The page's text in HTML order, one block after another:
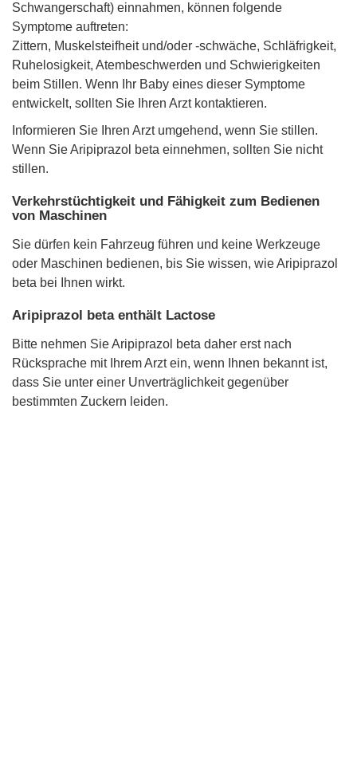
Schwangerschaft) einnahmen, können folgende
Symptome auftreten:
Zittern, Muskelsteifheit und/oder -schwäche, Schläfrigkeit,
Ruhelosigkeit, Atembeschwerden und Schwierigkeiten
beim Stillen. Wenn Ihr Baby eines dieser Symptome
entwickelt, sollten Sie Ihren Arzt kontaktieren.
Informieren Sie Ihren Arzt umgehend, wenn Sie stillen.
Wenn Sie Aripiprazol beta einnehmen, sollten Sie nicht
stillen.
Verkehrstüchtigkeit und Fähigkeit zum Bedienen
von Maschinen
Sie dürfen kein Fahrzeug führen und keine Werkzeuge
oder Maschinen bedienen, bis Sie wissen, wie Aripiprazol
beta bei Ihnen wirkt.
Aripiprazol beta enthält Lactose
Bitte nehmen Sie Aripiprazol beta daher erst nach
Rücksprache mit Ihrem Arzt ein, wenn Ihnen bekannt ist,
dass Sie unter einer Unverträglichkeit gegenüber
bestimmten Zuckern leiden.